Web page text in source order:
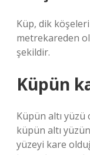
Küp, dik
metrekareden
şekildir.
Küpün
Küpün altı
küpün altı
yüzeyi kare